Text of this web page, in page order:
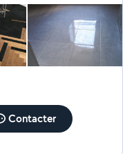
Contacter